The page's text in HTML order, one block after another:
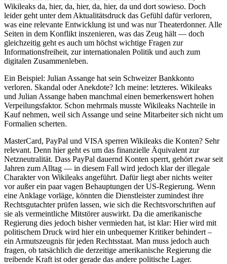
Wikileaks da, hier, da, hier, da, hier, da und dort sowieso. Doch
leider geht unter dem Aktualitätsdruck das Gefühl dafür verloren,
was eine relevante Entwicklung ist und was nur Theaterdonner. Alle
Seiten in dem Konflikt inszenieren, was das Zeug hält — doch
gleichzeitig geht es auch um höchst wichtige Fragen zur
Informationsfreiheit, zur internationalen Politik und auch zum
digitalen Zusammenleben.
Ein Beispiel: Julian Assange hat sein Schweizer Bankkonto
verloren. Skandal oder Anekdote? Ich meine: letzteres. Wikileaks
und Julian Assange haben manchmal einen bemerkenswert hohen
Verpeilungsfaktor. Schon mehrmals musste Wikileaks Nachteile in
Kauf nehmen, weil sich Assange und seine Mitarbeiter sich nicht um
Formalien scherten.
MasterCard, PayPal und VISA sperren Wikileaks die Konten? Sehr
relevant. Denn hier geht es um das finanzielle Äquivalent zur
Netzneutralität. Dass PayPal dauernd Konten sperrt, gehört zwar seit
Jahren zum Alltag — in diesem Fall wird jedoch klar der illegale
Charakter von Wikileaks angeführt. Dafür liegt aber nichts weiter
vor außer ein paar vagen Behauptungen der US-Regierung. Wenn
eine Anklage vorläge, könnten die Dienstleister zumindest ihre
Rechtsgutachter prüfen lassen, wie sich die Rechtsvorschriften auf
sie als vermeintliche Mitstörer auswirkt. Da die amerikanische
Regierung dies jedoch bisher vermieden hat, ist klar: Hier wird mit
politischem Druck wird hier ein unbequemer Kritiker behindert –
ein Armutszeugnis für jeden Rechtsstaat. Man muss jedoch auch
fragen, ob tatsächlich die derzeitige amerikanische Regierung die
treibende Kraft ist oder gerade das andere politische Lager.